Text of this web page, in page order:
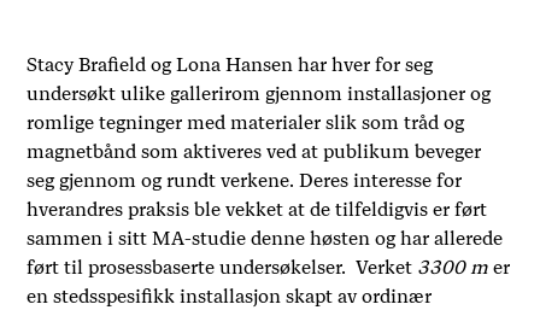
Stacy Brafield og Lona Hansen har hver for seg
undersøkt ulike gallerirom gjennom installasjoner og
romlige tegninger med materialer slik som tråd og
magnetbånd som aktiveres ved at publikum beveger
seg gjennom og rundt verkene. Deres interesse for
hverandres praksis ble vekket at de tilfeldigvis er ført
sammen i sitt MA-studie denne høsten og har allerede
ført til prosessbaserte undersøkelser. Verket 3300 m er
en stedsspesifikk installasjon skapt av ordinær